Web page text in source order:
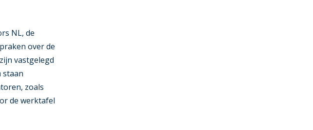
NL, de
over de
vastgelegd
staan
zoals
de werktafel